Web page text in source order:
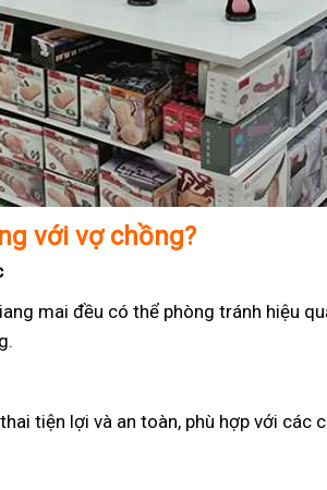
với vợ chồng?
mai đều có thể phòng tránh hiệu
tiện lợi và an toàn, phù hợp với các